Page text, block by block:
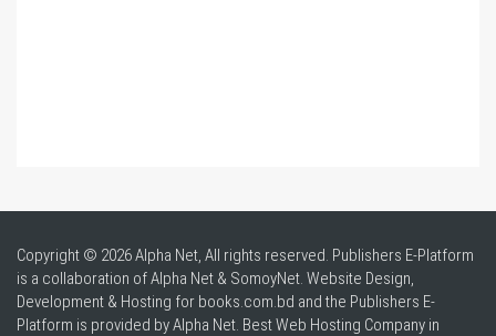
Copyright © 2026 Alpha Net, All rights reserved. Publishers E-Platform
is a collaboration of Alpha Net & SomoyNet. Website Design,
Development & Hosting for books.com.bd and the Publishers E-
Platform is provided by Alpha Net. BestWeb Hosting Company in